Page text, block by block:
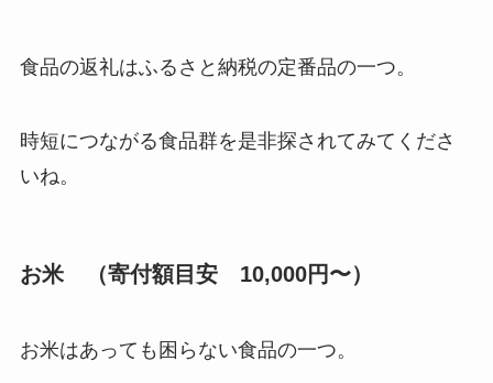
食品の返礼はふるさと納税の定番品の一つ。
時短につながる食品群を是非探されてみてくださ
いね。
お米 （寄付額目安 10,000円〜）
お米はあっても困らない食品の一つ。